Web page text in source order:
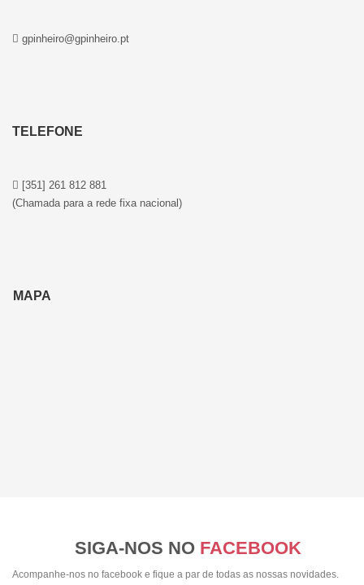
gpinheiro@gpinheiro.pt
TELEFONE
[351] 261 812 881
(Chamada para a rede fixa nacional)
MAPA
SIGA-NOS NO FACEBOOK
Acompanhe-nos no facebook e fique a par de todas as nossas novidades.